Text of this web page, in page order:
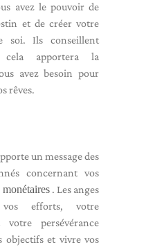
avez le pouvoir de
et de créer votre
soi. Ils conseillent
cela apportera la
avez besoin pour
rêves.
un message des
concernant vos
monétaires . Les anges
efforts, votre
persévérance
objectifs et vivre vos